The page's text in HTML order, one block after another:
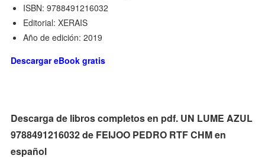
ISBN: 9788491216032
Editorial: XERAIS
Año de edición: 2019
Descargar eBook gratis
Descarga de libros completos en pdf. UN LUME AZUL
9788491216032 de FEIJOO PEDRO RTF CHM en
español